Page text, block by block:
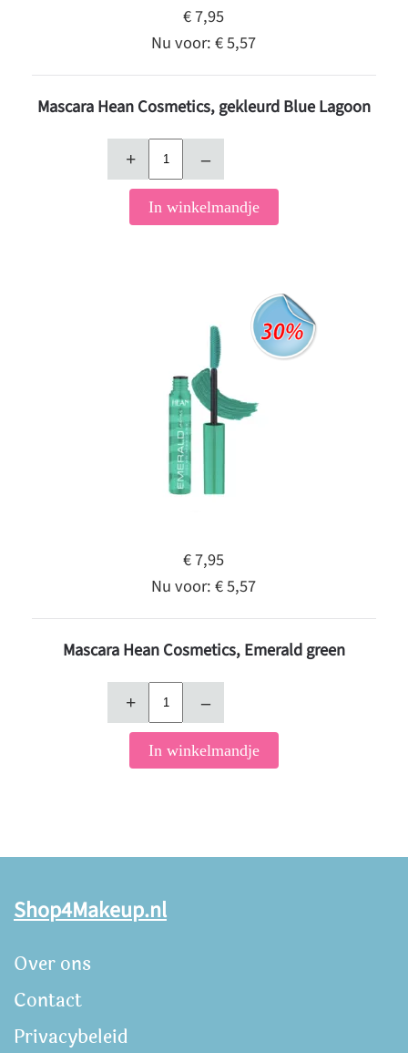
€ 7,95
Nu voor:€ 5,57
Mascara Hean Cosmetics, gekleurd Blue Lagoon
+ –
In winkelmandje
€ 7,95
Nu voor:€ 5,57
Mascara Hean Cosmetics, Emerald green
+ –
In winkelmandje
Shop4Makeup.nl
Over ons
Contact
Privacybeleid